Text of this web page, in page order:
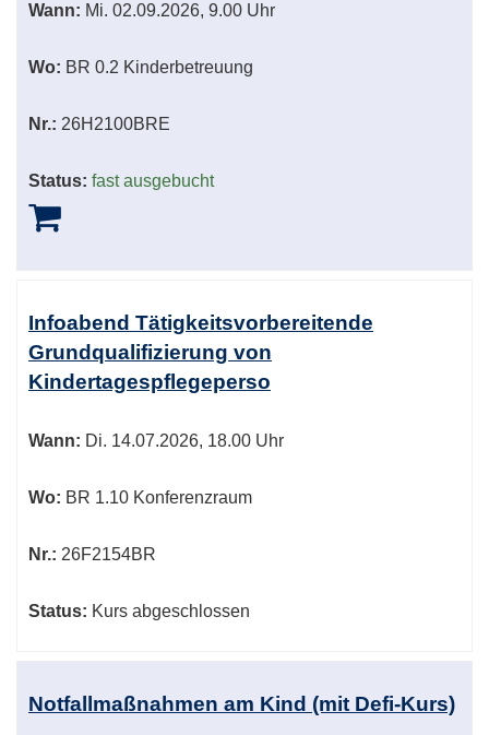
Wann: Mi. 02.09.2026, 9.00 Uhr
Wo: BR 0.2 Kinderbetreuung
Nr.: 26H2100BRE
Status: fast ausgebucht
Infoabend Tätigkeitsvorbereitende
Grundqualifizierung von
Kindertagespflegeperso
Wann: Di. 14.07.2026, 18.00 Uhr
Wo: BR 1.10 Konferenzraum
Nr.: 26F2154BR
Status: Kurs abgeschlossen
Notfallmaßnahmen am Kind (mit Defi-Kurs)